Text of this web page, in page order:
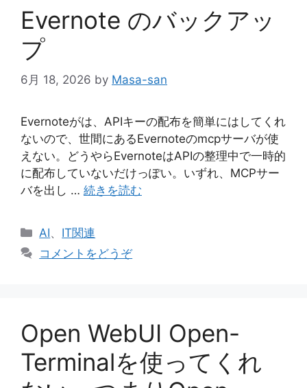
Evernote のバックアッ
プ
6月 18, 2026 by Masa-san
Evernoteがは、APIキーの配布を簡単にはしてくれ
ないので、世間にあるEvernoteのmcpサーバが使
えない。どうやらEvernoteはAPIの整理中で一時的
に配布していないだけっぽい。いずれ、MCPサー
バを出し … 続きを読む
カ
AI、 IT関連
コメントをどうぞ
Open WebUI Open-
Terminalを使ってくれ